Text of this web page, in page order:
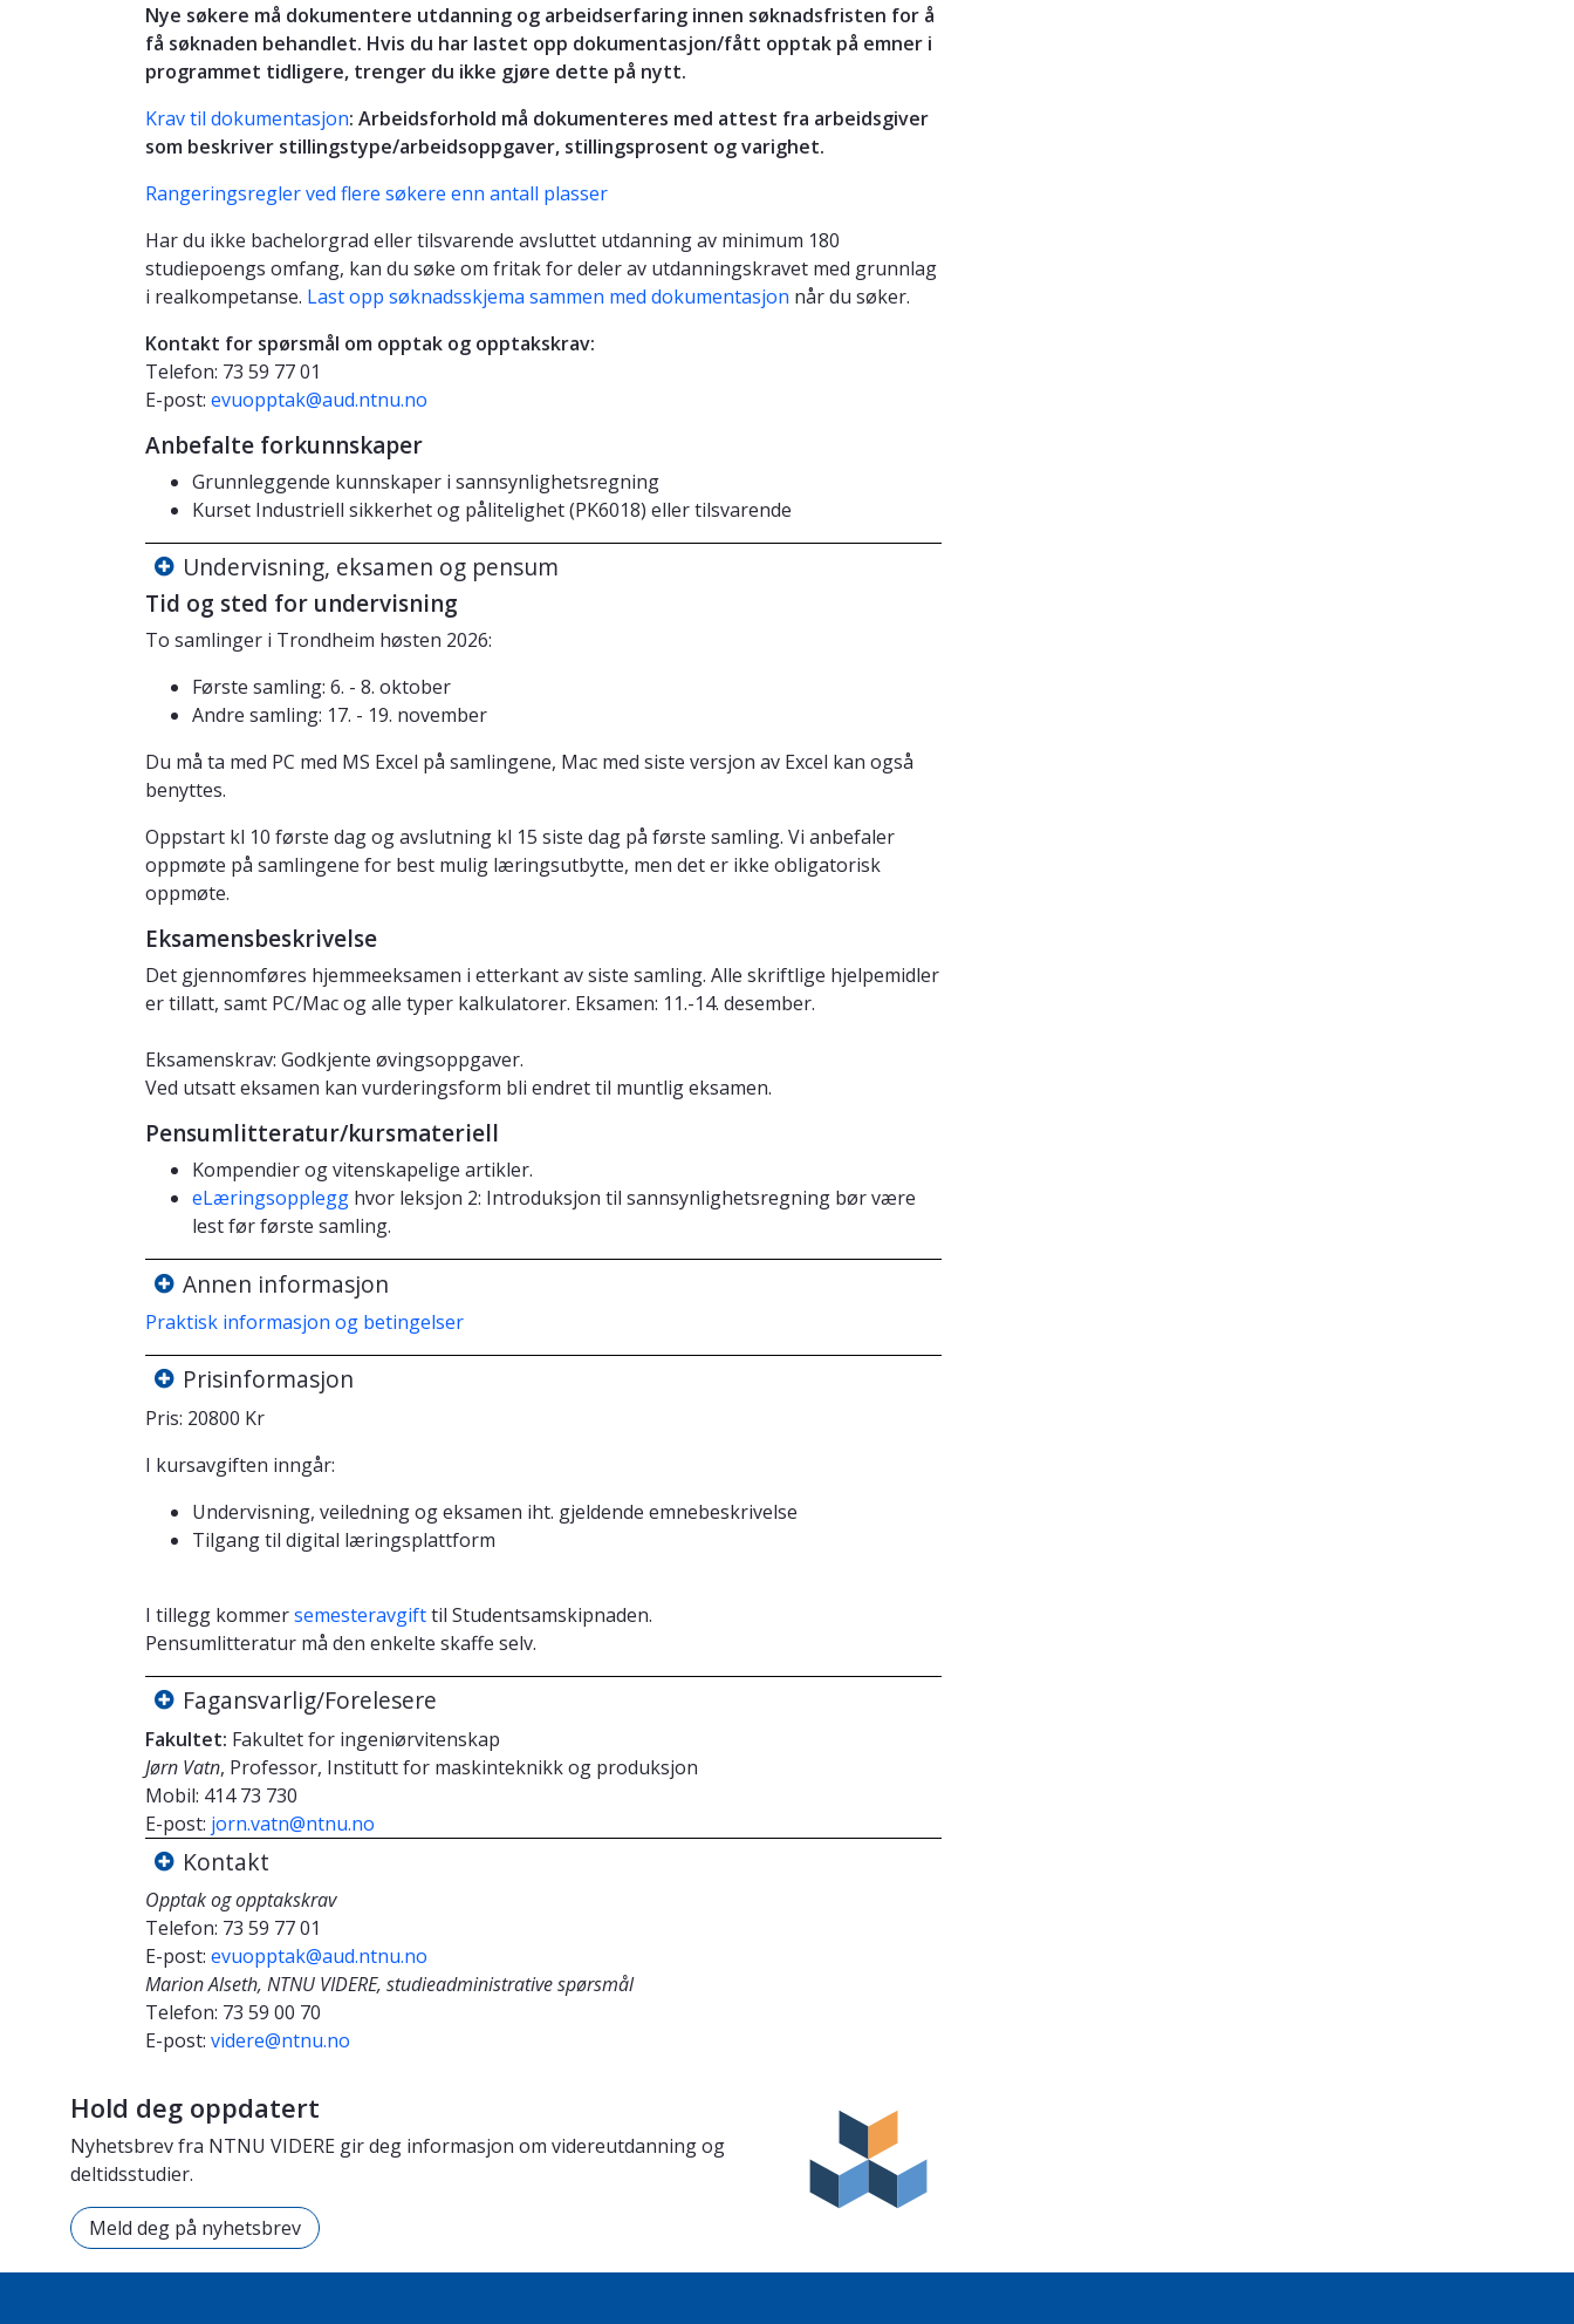
Nye søkere må dokumentere utdanning og arbeidserfaring innen søknadsfristen for å
få søknaden behandlet. Hvis du har lastet opp dokumentasjon/fått opptak på emner i
programmet tidligere, trenger du ikke gjøre dette på nytt.
Krav til dokumentasjon: Arbeidsforhold må dokumenteres med attest fra arbeidsgiver
som beskriver stillingstype/arbeidsoppgaver, stillingsprosent og varighet.
Rangeringsregler ved flere søkere enn antall plasser
Har du ikke bachelorgrad eller tilsvarende avsluttet utdanning av minimum 180
studiepoengs omfang, kan du søke om fritak for deler av utdanningskravet med grunnlag
i realkompetanse. Last opp søknadsskjema sammen med dokumentasjon når du søker.
Kontakt for spørsmål om opptak og opptakskrav:
Telefon: 73 59 77 01
E-post: evuopptak@aud.ntnu.no
Anbefalte forkunnskaper
Grunnleggende kunnskaper i sannsynlighetsregning
Kurset Industriell sikkerhet og pålitelighet (PK6018) eller tilsvarende
Undervisning, eksamen og pensum
Tid og sted for undervisning
To samlinger i Trondheim høsten 2026:
Første samling: 6. - 8. oktober
Andre samling: 17. - 19. november
Du må ta med PC med MS Excel på samlingene, Mac med siste versjon av Excel kan også
benyttes.
Oppstart kl 10 første dag og avslutning kl 15 siste dag på første samling. Vi anbefaler
oppmøte på samlingene for best mulig læringsutbytte, men det er ikke obligatorisk
oppmøte.
Eksamensbeskrivelse
Det gjennomføres hjemmeeksamen i etterkant av siste samling. Alle skriftlige hjelpemidler
er tillatt, samt PC/Mac og alle typer kalkulatorer. Eksamen: 11.-14. desember.
Eksamenskrav: Godkjente øvingsoppgaver.
Ved utsatt eksamen kan vurderingsform bli endret til muntlig eksamen.
Pensumlitteratur/kursmateriell
Kompendier og vitenskapelige artikler.
eLæringsopplegg hvor leksjon 2: Introduksjon til sannsynlighetsregning bør være
lest før første samling.
Annen informasjon
Praktisk informasjon og betingelser
Prisinformasjon
Pris: 20800 Kr
I kursavgiften inngår:
Undervisning, veiledning og eksamen iht. gjeldende emnebeskrivelse
Tilgang til digital læringsplattform
I tillegg kommersemesteravgifttil Studentsamskipnaden.
Pensumlitteratur må den enkelte skaffe selv.
Fagansvarlig/Forelesere
Fakultet: Fakultet for ingeniørvitenskap
Jørn Vatn, Professor, Institutt for maskinteknikk og produksjon
Mobil: 414 73 730
E-post: jorn.vatn@ntnu.no
Kontakt
Opptak og opptakskrav
Telefon: 73 59 77 01
E-post: evuopptak@aud.ntnu.no
Marion Alseth, NTNU VIDERE, studieadministrative spørsmål
Telefon: 73 59 00 70
E-post: videre@ntnu.no
Hold deg oppdatert
Nyhetsbrev fra NTNU VIDERE gir deg informasjon om videreutdanning og
deltidsstudier.
Meld deg på nyhetsbrev